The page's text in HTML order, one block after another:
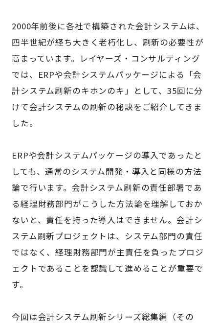
2000年前後に各社で構築された会計システムは、
四半世紀が経ち大きく老朽化し、刷新の必要性が
高まっています。レイヤーズ・コンサルティング
では、ERPや会計システムパッケージによる「会
計システム刷新のキホンのキ」として、35回に分
けて会計システムの刷新の秘訣をご紹介してきま
した。
ERPや会計システムパッケージの導入であったと
しても、通常のシステム開発・導入と同様の方法
論で行います。会計システム刷新の責任部署であ
る経理財務部門がこうした方法論を理解しておか
ないと、責任を持った導入はできません。会計シ
ステム刷新プロジェクトは、システム部門の責任
ではなく、経理財務部門が主責任を負ったプロジ
ェクトであることを認識して進めることが重要で
す。
今回は会計システム刷新シリーズ総集編（その